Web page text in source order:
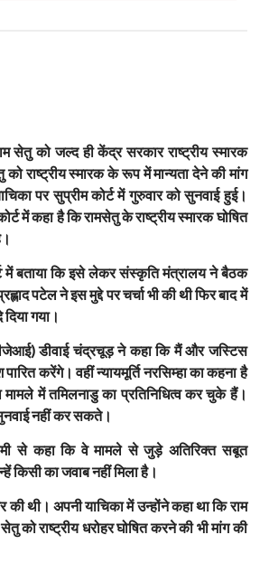
सेतु को जल्द ही केंद्र सरकार राष्ट्रीय स्मारक
राष्ट्रीय स्मारक के रूप में मान्यता देने की मांग
पर सुप्रीम कोर्ट में गुरुवार को सुनवाई हुई।
में कहा है कि रामसेतु के राष्ट्रीय स्मारक घोषित
में बताया कि इसे लेकर संस्कृति मंत्रालय ने बैठक
पटेल ने इस मुद्दे पर चर्चा भी की थी फिर बाद में
गया।
डीवाई चंद्रचूड़ ने कहा कि मैं और जस्टिस
करेंगे। वहीं न्यायमूर्ति नरसिम्हा का कहना है
में तमिलनाडु का प्रतिनिधित्व कर चुके हैं।
नहीं कर सकते।
से कहा कि वे मामले से जुड़े अतिरिक्त सबूत
का जवाब नहीं मिला है।
थी। अपनी याचिका में उन्होंने कहा था कि राम
राष्ट्रीय धरोहर घोषित करने की भी मांग की